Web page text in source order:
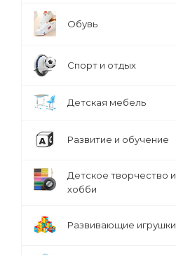
Обувь
Спорт и отдых
Детская мебель
Развитие и обучение
Детское творчество и
хобби
Развивающие игрушки